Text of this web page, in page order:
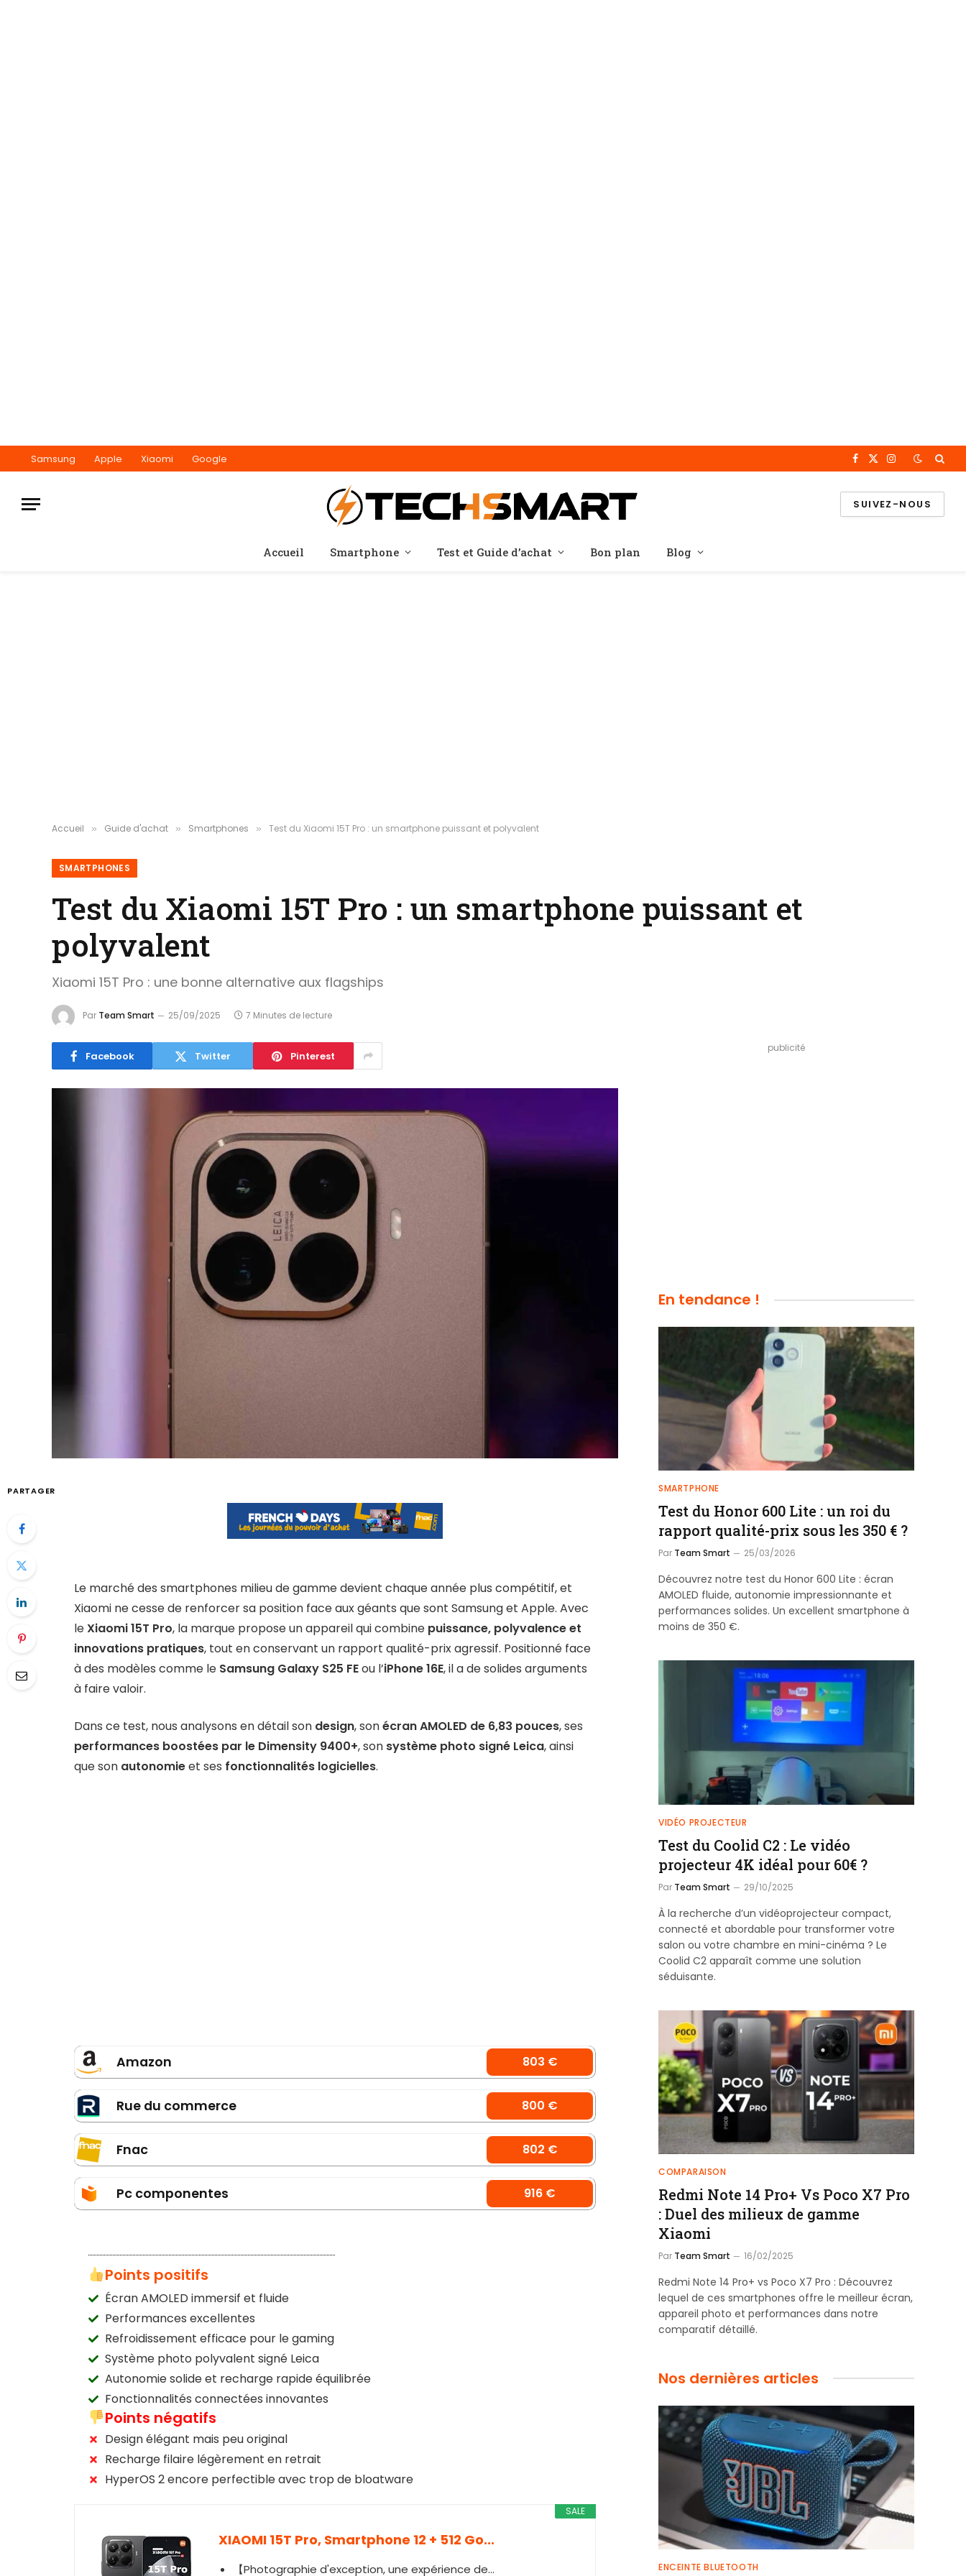
Samsung Apple Xiaomi Google Facebook
X
Instagram
SUIVEZ-NOUS
Accueil Smartphone Test et Guide d’achat Bon plan Blog
Accueil » Guide d'achat » Smartphones » Test du Xiaomi 15T Pro : un smartphone puissant et polyvalent
SMARTPHONES
Test du Xiaomi 15T Pro : un smartphone puissant et
polyvalent
Xiaomi 15T Pro : une bonne alternative aux flagships
Par Team Smart 25/09/2025 7 Minutes de lecture
Facebook Twitter Pinterest
PARTAGER
Le marché des smartphones milieu de gamme devient chaque année plus compétitif, et
Xiaomi ne cesse de renforcer sa position face aux géants que sont Samsung et Apple. Avec
leXiaomi 15T Pro, la marque propose un appareil qui combine puissance, polyvalence et
innovations pratiques, tout en conservant un rapport qualité-prix agressif. Positionné face
à des modèles comme le Samsung Galaxy S25 FEou l’iPhone 16E, il a de solides arguments
à faire valoir.
Dans ce test, nous analysons en détail son design, sonécran AMOLED de 6,83 pouces, ses
performances boostées par le Dimensity 9400+, son système photo signé Leica, ainsi
que son autonomieet ses fonctionnalités logicielles.
Amazon 803 €
Rue du commerce 800 €
Fnac 802 €
Pc componentes 916 €
Points positifs
Écran AMOLED immersif et fluide
Performances excellentes
Refroidissement efficace pour le gaming
Système photo polyvalent signé Leica
Autonomie solide et recharge rapide équilibrée
Fonctionnalités connectées innovantes
Points négatifs
Design élégant mais peu original
Recharge filaire légèrement en retrait
HyperOS 2 encore perfectible avec trop de bloatware
SALE
XIAOMI 15T Pro, Smartphone 12 + 512 Go...
【Photographie d'exception, une expérience de...
publicité
En tendance !
SMARTPHONE
Test du Honor 600 Lite : un roi du
rapport qualité-prix sous les 350 € ?
Par Team Smart 25/03/2026
Découvrez notre test du Honor 600 Lite : écran
AMOLED fluide, autonomie impressionnante et
performances solides. Un excellent smartphone à
moins de 350 €.
VIDÉO PROJECTEUR
Test du Coolid C2 : Le vidéo
projecteur 4K idéal pour 60€ ?
Par Team Smart 29/10/2025
À la recherche d’un vidéoprojecteur compact,
connecté et abordable pour transformer votre
salon ou votre chambre en mini-cinéma ? Le
Coolid C2 apparaît comme une solution
séduisante.
COMPARAISON
Redmi Note 14 Pro+ Vs Poco X7 Pro
: Duel des milieux de gamme
Xiaomi
Par Team Smart 16/02/2025
Redmi Note 14 Pro+ vs Poco X7 Pro : Découvrez
lequel de ces smartphones offre le meilleur écran,
appareil photo et performances dans notre
comparatif détaillé.
Nos dernières articles
ENCEINTE BLUETOOTH